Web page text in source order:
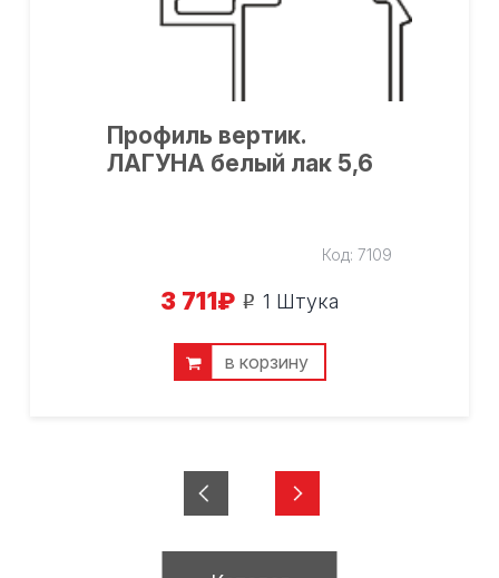
Профиль вертик.
ЛАГУНА белый лак 5,6
Код: 7109
3 711₽ o 1 Штука
в корзину